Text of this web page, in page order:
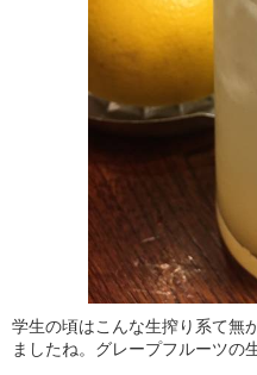
学生の頃はこんな生搾り系て無
ましたね。グレープフルーツの